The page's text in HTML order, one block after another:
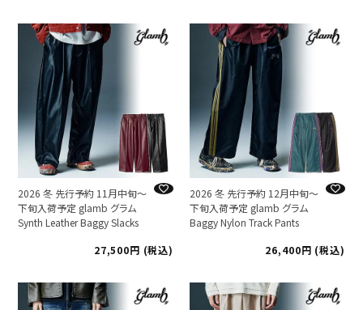
2026 冬 先行予約 11月中旬～
下旬入荷予定 glamb グラム
Synth Leather Baggy Slacks
27,500
税込
2026 冬 先行予約 12月中旬～
下旬入荷予定 glamb グラム
Baggy Nylon Track Pants
26,400
税込